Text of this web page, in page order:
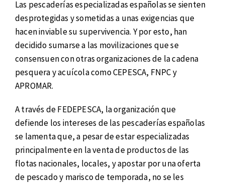
Las pescaderías especializadas españolas se sienten
desprotegidas y sometidas a unas exigencias que
hacen inviable su supervivencia. Y por esto, han
decidido sumarse a las movilizaciones que se
consensuen con otras organizaciones de la cadena
pesquera y acuícola como CEPESCA, FNPC y
APROMAR.
A través de FEDEPESCA, la organización que
defiende los intereses de las pescaderías españolas
se lamenta que, a pesar de estar especializadas
principalmente en la venta de productos de las
flotas nacionales, locales, y apostar por una oferta
de pescado y marisco de temporada, no se les